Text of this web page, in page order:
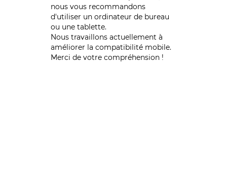
nous vous recommandons
d'utiliser un ordinateur de bureau
ou une tablette.
Nous travaillons actuellement à
améliorer la compatibilité mobile.
Merci de votre compréhension !